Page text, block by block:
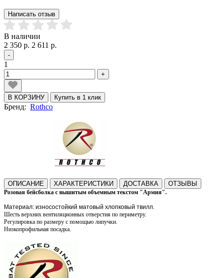
Написать отзыв
В наличии
2 350 р. 2 611 р.
-
1
+
В КОРЗИНУ Купить в 1 клик
Бренд: Rothco
ОПИСАНИЕ ХАРАКТЕРИСТИКИ ДОСТАВКА ОТЗЫВЫ
Розовая бейсболка с вышитым объемным текстом "Армия".
Материал: износостойкий матовый хлопковый твилл.
Шесть верхних вентиляционных отверстия по периметру.
Регулировка по размеру с помощью липучки.
Низкопрофильная посадка.